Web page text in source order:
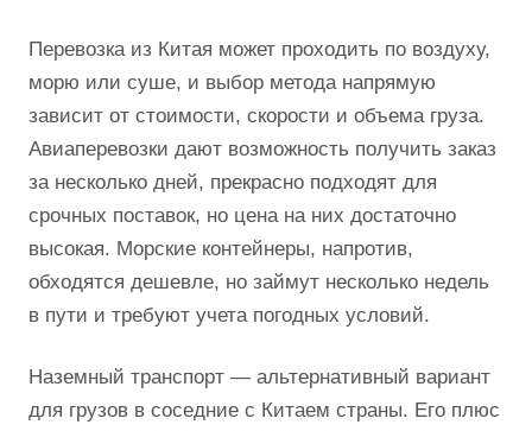
Перевозка из Китая может проходить по воздуху,
морю или суше, и выбор метода напрямую
зависит от стоимости, скорости и объема груза.
Авиаперевозки дают возможность получить заказ
за несколько дней, прекрасно подходят для
срочных поставок, но цена на них достаточно
высокая. Морские контейнеры, напротив,
обходятся дешевле, но займут несколько недель
в пути и требуют учета погодных условий.
Наземный транспорт — альтернативный вариант
для грузов в соседние с Китаем страны. Его плюс